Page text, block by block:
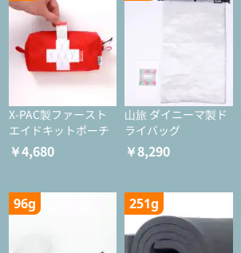
X-PAC製ファースト
エイドキットポーチ
￥4,680
山旅 ダイニーマ製ド
ライバッグ
￥8,290
96g 251g